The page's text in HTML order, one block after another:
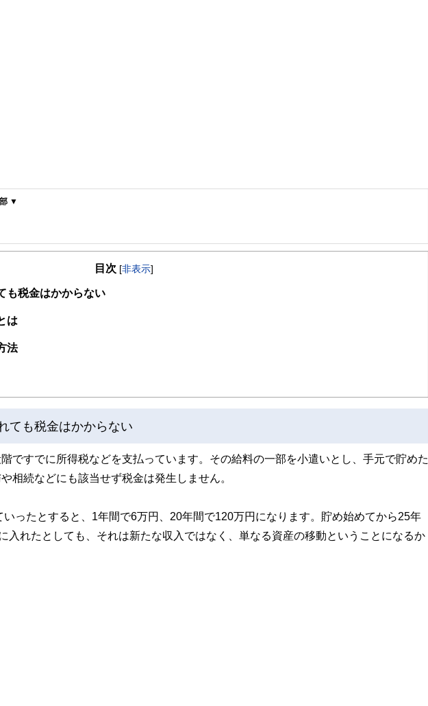
▼
済に関する記事を、日々の暮らしにどのような影響を与えるかという視点で、お金の知識がない方でも理解でき
関わることで、読者目線のコンテンツを追求しています。
ンシャルプランナー、弁護士、税理士、宅地建物取引士、相続診断士、住宅ローンアドバイザー、DCプランナ
行政書士、投資アナリスト、キャリアコンサルタントなど150名以上の有資格者を執筆者・監修者として迎
アイデアを提供するお金のコンシェルジュを目指します。
目次 [非表示]
も税金はかからない
は
法
ても税金はかからない
ですでに所得税などを支払っています。その給料の一部を小遣いとし、手元で貯めた
相続などにも該当せず税金は発生しません。
ったとすると、1年間で6万円、20年間で120万円になります。貯め始めてから25年
入れたとしても、それは新たな収入ではなく、単なる資産の移動ということになるか